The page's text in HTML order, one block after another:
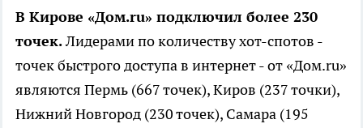
В Кирове «Дом.ru» подключил более 230
точек.Лидерами по количеству хот-спотов -
точек быстрого доступа в интернет - от «Дом.ru»
являются Пермь (667 точек), Киров (237 точки),
Нижний Новгород (230 точек), Самара (195